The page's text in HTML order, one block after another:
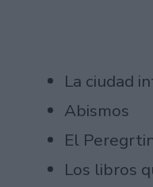
La ciudad
Abismos
El
Los libros